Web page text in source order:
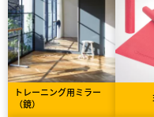
トレーニング用ミラー
（鏡）